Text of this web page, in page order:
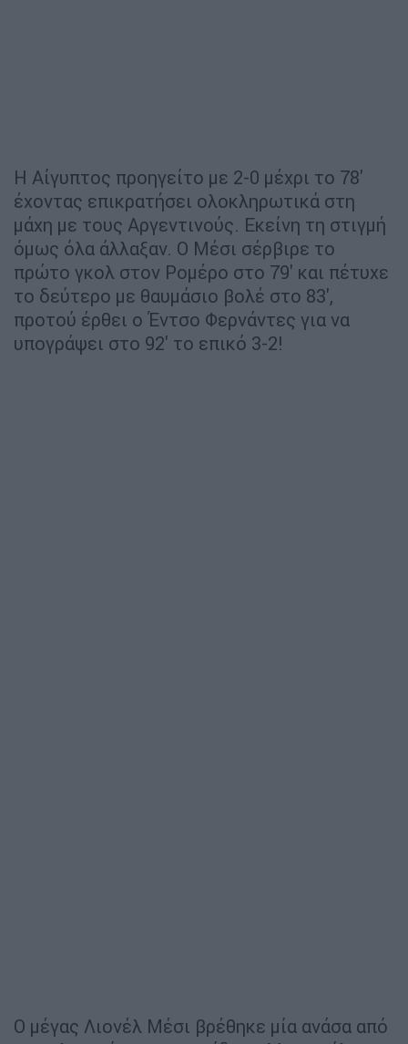
Η Αίγυπτος προηγείτο με 2-0 μέχρι το 78'
έχοντας επικρατήσει ολοκληρωτικά στη
μάχη με τους Αργεντινούς. Εκείνη τη στιγμή
όμως όλα άλλαξαν. Ο Μέσι σέρβιρε το
πρώτο γκολ στον Ρομέρο στο 79' και πέτυχε
το δεύτερο με θαυμάσιο βολέ στο 83',
προτού έρθει ο Έντσο Φερνάντες για να
υπογράψει στο 92' το επικό 3-2!
Ο μέγας Λιονέλ Μέσι βρέθηκε μία ανάσα από